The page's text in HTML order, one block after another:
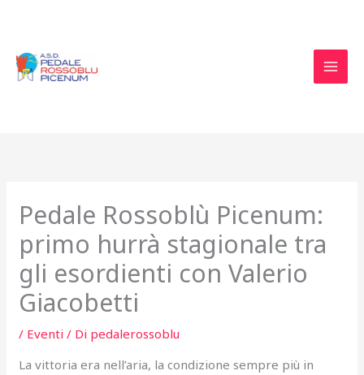
contenuto
Pedale Rossoblù Picenum:
primo hurrà stagionale tra
gli esordienti con Valerio
Giacobetti
/ Eventi / Di pedalerossoblu
La vittoria era nell’aria, la condizione sempre più in